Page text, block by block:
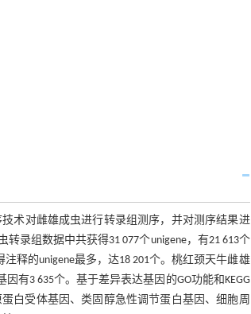
术对雌雄成虫进行转录组测序，并对测序结果进
录组数据中共获得31 077个unigene，有21 613个
注释的unigene最多，达18 201个。桃红颈天牛雌雄
有3 635个。基于差异表达基因的GO功能和KEGG
白受体基因、类固醇急性调节蛋白基因、细胞周